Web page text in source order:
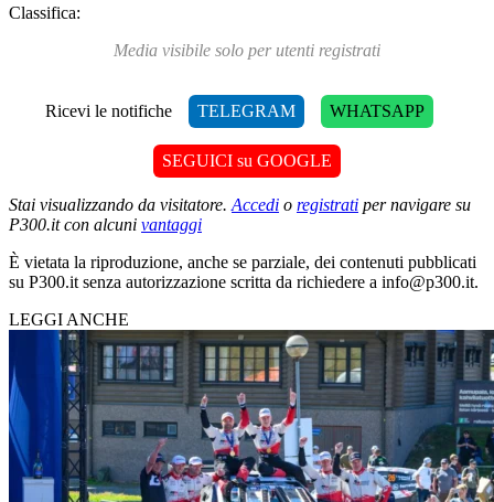
Classifica:
Media visibile solo per utenti registrati
Ricevi le notifiche TELEGRAM WHATSAPP
SEGUICI su GOOGLE
Stai visualizzando da visitatore. Accedi o registrati per navigare su
P300.it con alcuni vantaggi
È vietata la riproduzione, anche se parziale, dei contenuti pubblicati
su P300.it senza autorizzazione scritta da richiedere a info@p300.it.
LEGGI ANCHE